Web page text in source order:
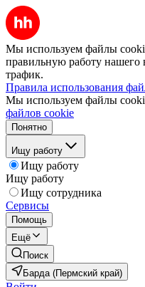
Мы используем файлы
правильную работу нашего
трафик.
Правила использования
Мы используем файлы
файлов cookie
Понятно
Ищу работу
Ищу работу
Ищу работу
Ищу сотрудника
Сервисы
Помощь
Ещё
Поиск
Барда (Пермский край)